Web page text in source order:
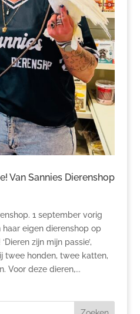
Van Sannies Dierenshop
1 september vorig
eigen dierenshop op
zijn mijn passie’,
twee honden, twee katten,
Voor deze dieren,...